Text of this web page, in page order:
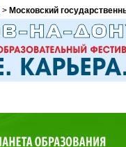
> Московский